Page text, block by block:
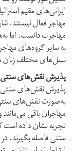
ایرانی‌های مقیم
مهاجر فعال نیستند.
مهاجرت دانست. اما
به سایر گروه‌های
نسل‌های مختلف زنان
پذیرش نقش‌های
پذیرش نقش‌های سنتی
به‌صورت نقش‌های
مهاجران باقی
تجربه نشان داده است
سنتی فاصله بگیرند.